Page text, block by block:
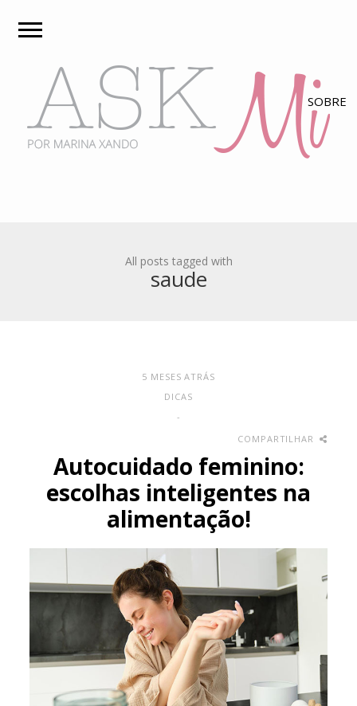
All posts tagged with
saude
5 MESES ATRÁS
DICAS
-
COMPARTILHAR
Autocuidado feminino:
escolhas inteligentes na
alimentação!